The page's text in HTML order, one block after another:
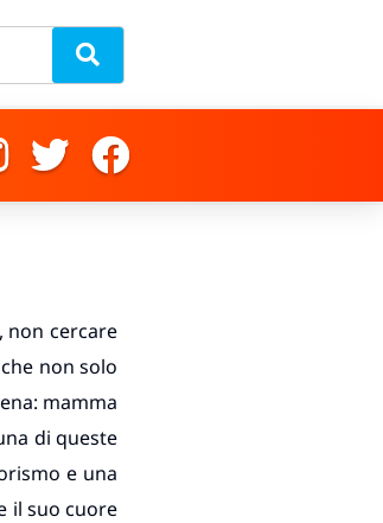
non cercare
non solo
mamma
di queste
e una
il suo cuore